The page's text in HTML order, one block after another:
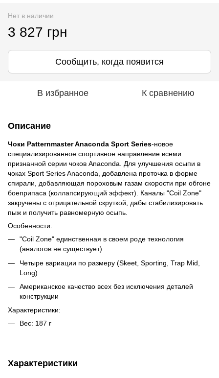
Нет в наличии
3 827 грн
Сообщить, когда появится
В избранное К сравнению
Описание
Чоки Patternmaster Anaconda Sport Series-новое
специализированное спортивное направление всеми
признанной серии чоков Anaconda. Для улучшения осыпи в
чоках Sport Series Anaconda, добавлена проточка в форме
спирали, добавляющая пороховым газам скорости при обгоне
боеприпаса (коллапсирующий эффект). Каналы "Coil Zone"
закручены с отрицательной скруткой, дабы стабилизировать
пыж и получить равномерную осыпь.
Особенности:
"Coil Zone" единственная в своем роде технология
(аналогов не существует)
Четыре вариации по размеру (Skeet, Sporting, Trap Mid,
Long)
Американское качество всех без исключения деталей
конструкции
Характеристики:
Вес: 187 г
Характеристики